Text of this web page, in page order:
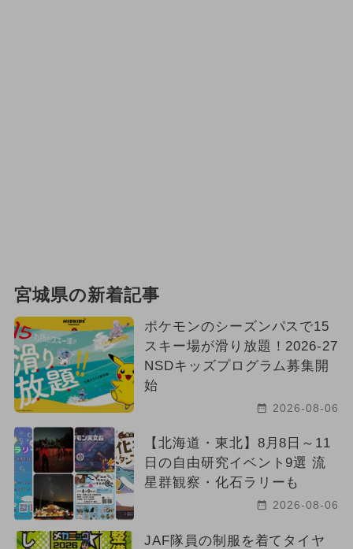
宮城県の新着記事
ポケモンのシーズンパスで15
スキー場が滑り放題！2026-27
NSDキッズプログラム募集開
始
2026-08-06
【北海道・東北】8月8日～11
日の自由研究イベント9選 流
星群観察・化石ラリーも
2026-08-06
JAF隊員の制服を着てタイヤ